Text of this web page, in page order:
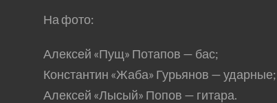
На фото:
Алексей «Пущ» Потапов — бас;
Константин «Жаба» Гурьянов — ударные;
Алексей «Лысый» Попов — гитара.